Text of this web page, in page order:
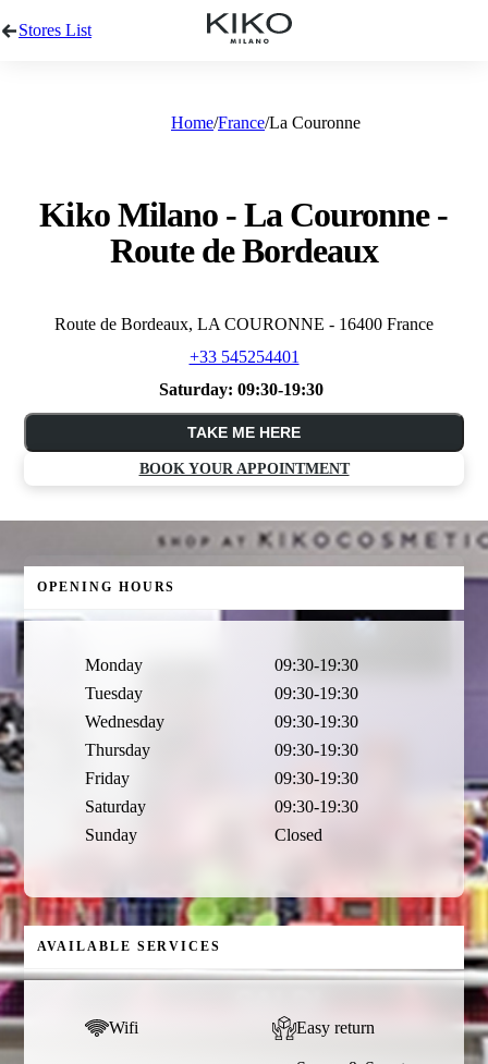
Stores List
Home France La Couronne
Kiko Milano - La Couronne -
Route de Bordeaux
Route de Bordeaux, LA COURONNE - 16400 France
+33 545254401
Saturday: 09:30-19:30
TAKE ME HERE
BOOK YOUR APPOINTMENT
OPENING HOURS
Monday
09:30-19:30
Tuesday
09:30-19:30
Wednesday
09:30-19:30
Thursday
09:30-19:30
Friday
09:30-19:30
Saturday
09:30-19:30
Sunday
Closed
AVAILABLE SERVICES
Wifi Easy return